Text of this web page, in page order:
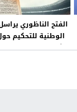
الفتح الناظوري
الوطنية للتحكيم
مؤثرة” في مباراة